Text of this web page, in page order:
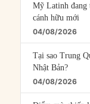
Mỹ Latinh đang
cánh hữu mới
04/08/2026
Tại sao Trung
Nhật Bản?
04/08/2026